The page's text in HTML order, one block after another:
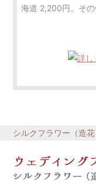
海道 2,200円。その
シルクフラワー（造